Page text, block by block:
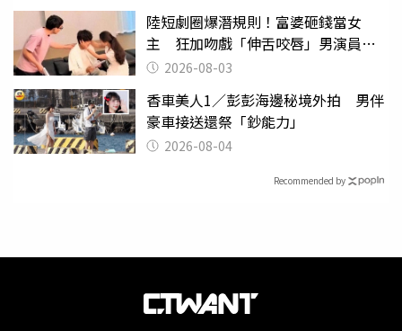
陸短劇圈爆潛規則！富婆砸錢當女
主 狂加吻戲「伸舌咬唇」男演員崩
潰 2026-08-03
香車美人1／彭彭海邊秘境外拍 男伴
豪車接送還祭「鈔能力」
2026-08-04
Recommended by